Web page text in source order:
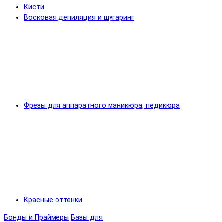
Кисти
Восковая депиляция и шугаринг
Фрезы для аппаратного маникюра, педикюра
Красные оттенки
Бонды и Праймеры Базы для